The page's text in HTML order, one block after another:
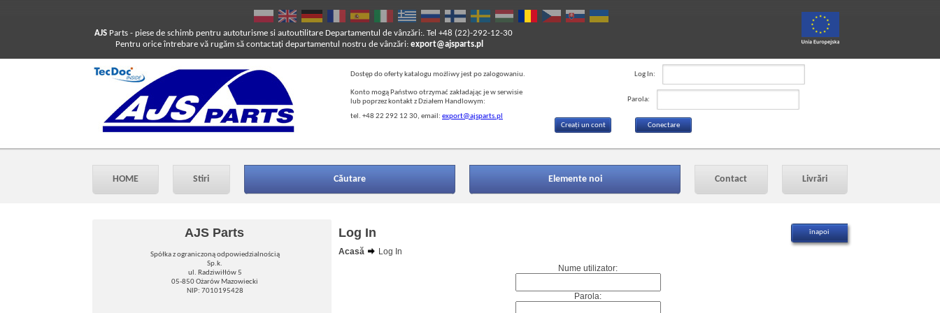
AJS Parts - piese de schimb pentru autoturisme si autoutilitare
Pentru orice întrebare vă rugăm să contactaţi departamentul nostru de vânzări: export@ajsparts.pl
Departamentul de vânzări:. Tel +48 (22)-292-12-30
Dostęp do oferty katalogu możliwy jest po zalogowaniu.
Konto mogą Państwo otrzymać zakładając je w serwisie
lub poprzez kontakt z Działem Handlowym:
tel. +48 22 292 12 30, email: export@ajsparts.pl
Log In:
Parola:
Creați un cont
HOME Stiri Căutare Elemente noi Contact Livrări
AJS Parts
Spółka z ograniczoną odpowiedzialnością
Sp.k.
ul. Radziwiłłów 5
05-850 Ożarów Mazowiecki
NIP: 7010195428
Log In
Acasă
Log In
Nume utilizator:
Parola: